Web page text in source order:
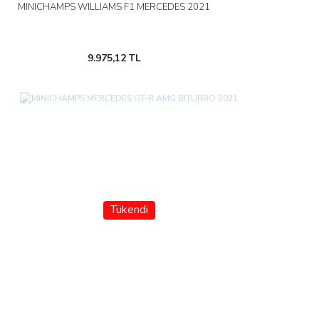
MINICHAMPS WILLIAMS F1 MERCEDES 2021
9.975,12 TL
Tükendi